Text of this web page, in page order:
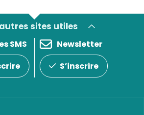
sites utiles
SMS
Newsletter
S’inscrire